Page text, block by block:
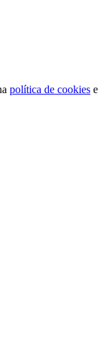
política de cookies e